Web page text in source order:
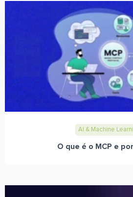
AI & Machine
O que é o MCP e